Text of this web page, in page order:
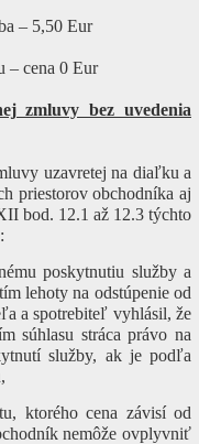
– 5,50 Eur
– cena 0 Eur
zmluvy bez uvedenia
uzavretej na diaľku a
priestorov obchodníka aj
bod. 12.1 až 12.3 týchto
poskytnutiu služby a
lehoty na odstúpenie od
a spotrebiteľ vyhlásil, že
súhlasu stráca právo na
služby, ak je podľa
ktorého cena závisí od
nemôže ovplyvniť